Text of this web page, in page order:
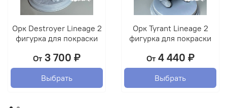
Орк Destroyer Lineage 2
фигурка для покраски
От 3 700 ₽
Выбрать
Орк Tyrant Lineage 2
фигурка для покраски
От4 440 ₽
Выбрать